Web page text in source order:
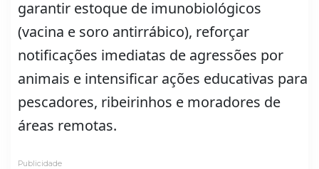
garantir estoque de imunobiológicos
(vacina e soro antirrábico), reforçar
notificações imediatas de agressões por
animais e intensificar ações educativas para
pescadores, ribeirinhos e moradores de
áreas remotas.
Publicidade